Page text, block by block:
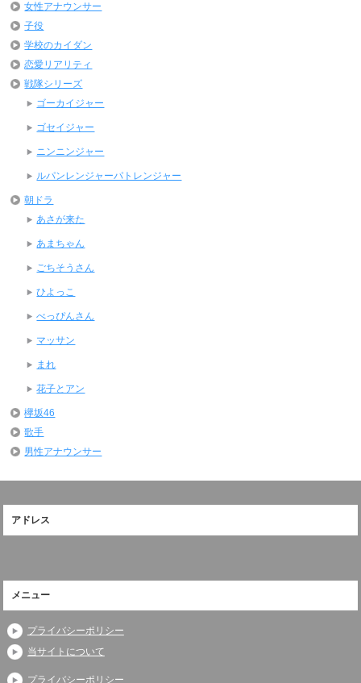
女性アナウンサー
子役
学校のカイダン
恋愛リアリティ
戦隊シリーズ
ゴーカイジャー
ゴセイジャー
ニンニンジャー
ルパンレンジャーパトレンジャー
朝ドラ
あさが来た
あまちゃん
ごちそうさん
ひよっこ
べっぴんさん
マッサン
まれ
花子とアン
欅坂46
歌手
男性アナウンサー
アドレス
メニュー
プライバシーポリシー
当サイトについて
プライバシーポリシー